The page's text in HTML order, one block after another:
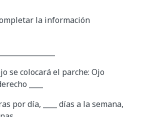
la información
se colocará el parche: Ojo
____
por día, ____ días a la semana,